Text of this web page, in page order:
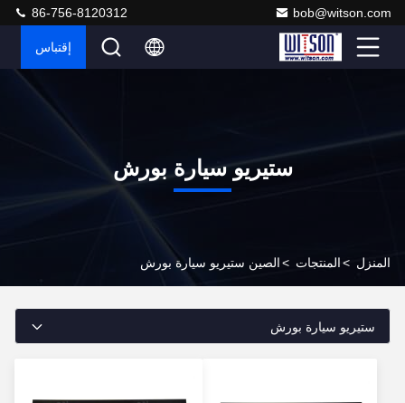
bob@witson.com
86-756-8120312
إقتباس
ستيريو سيارة بورش
المنزل >المنتجات >الصين ستيريو سيارة بورش
ستيريو سيارة بورش